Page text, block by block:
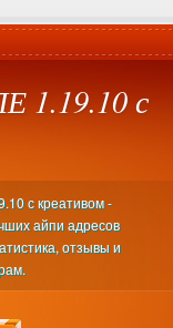
1.19.10 с
с креативом -
айпи адресов
отзывы и